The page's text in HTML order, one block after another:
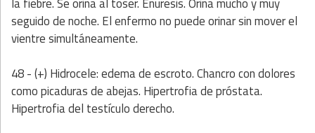
seguido de noche. El enfermo no puede orinar sin mover el
vientre simultáneamente.
48 - (+) Hidrocele: edema de escroto. Chancro con dolores
como picaduras de abejas. Hipertrofia de próstata.
Hipertrofia del testículo derecho.